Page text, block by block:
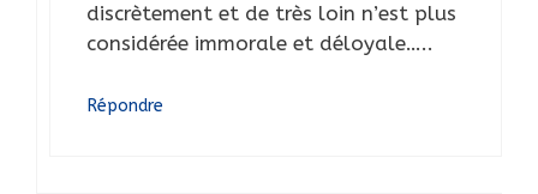
discrètement et de très loin n’est plus
considérée immorale et déloyale…..
Répondre